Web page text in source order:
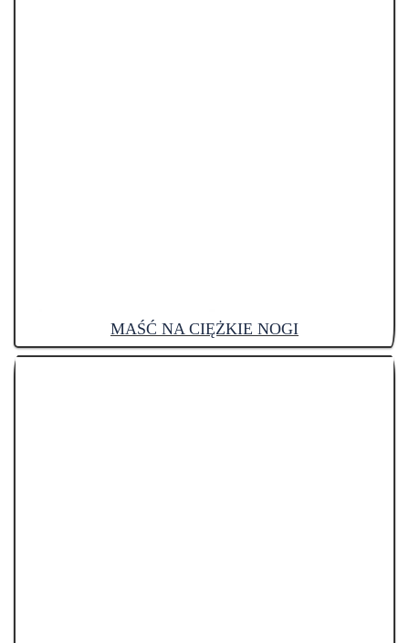
MAŚĆ NA CIĘŻKIE NOGI